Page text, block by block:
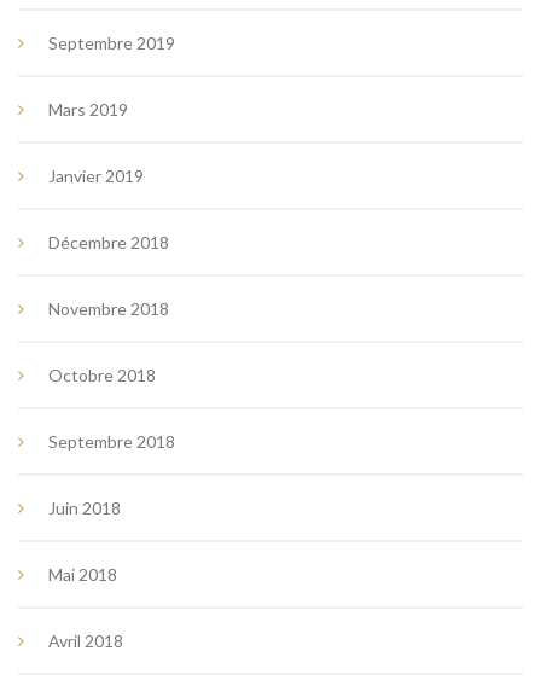
Septembre 2019
Mars 2019
Janvier 2019
Décembre 2018
Novembre 2018
Octobre 2018
Septembre 2018
Juin 2018
Mai 2018
Avril 2018